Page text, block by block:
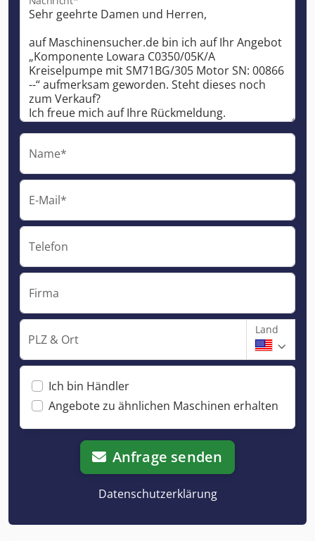
Name*
E-Mail*
Telefon
Firma
PLZ & Ort
Land
Ich bin Händler
Angebote zu ähnlichen Maschinen erhalten
Anfrage senden
Datenschutzerklärung